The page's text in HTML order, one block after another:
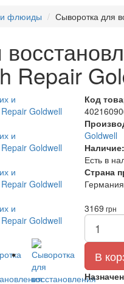
и флюиды Сыворотка для
Repair
Код
Goldwell
Наличие:
Есть в
Страна
Германия
3169 грн
В